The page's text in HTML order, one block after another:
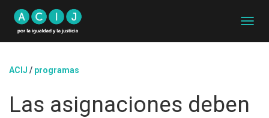
A
ACIJ / programas
Las asignaciones deben